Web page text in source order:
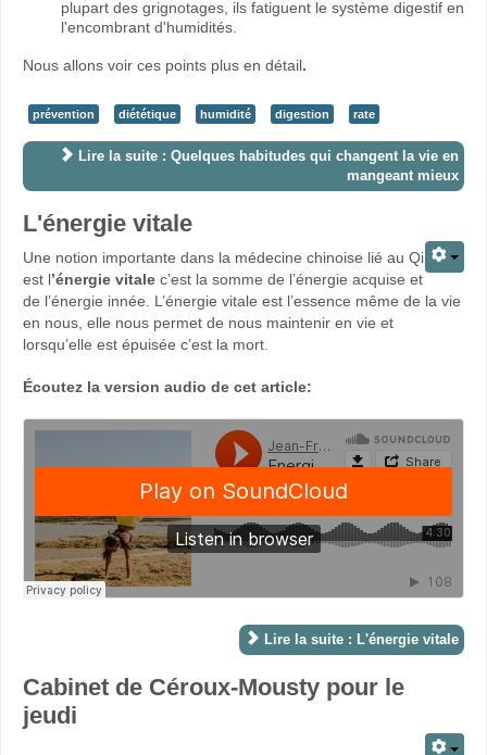
plupart des grignotages, ils fatiguent le système digestif en
l'encombrant d'humidités.
Nous allons voir ces points plus en détail.
prévention diététique humidité digestion rate
Lire la suite : Quelques habitudes qui changent la vie en
mangeant mieux
L'énergie vitale
Une notion importante dans la médecine chinoise lié au Qi
est l’énergie vitale c’est la somme de l’énergie acquise et
de l’énergie innée. L’énergie vitale est l’essence même de la vie
en nous, elle nous permet de nous maintenir en vie et
lorsqu’elle est épuisée c’est la mort.
Écoutez la version audio de cet article:
Lire la suite : L'énergie vitale
Cabinet de Céroux-Mousty pour le
jeudi